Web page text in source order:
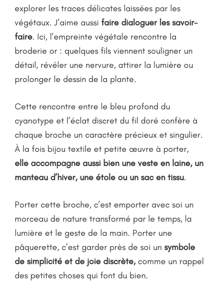
explorer les traces délicates laissées par les
végétaux. J’aime aussi faire dialoguer les savoir-
faire. Ici, l’empreinte végétale rencontre la
broderie or : quelques fils viennent souligner un
détail, révéler une nervure, attirer la lumière ou
prolonger le dessin de la plante.
Cette rencontre entre le bleu profond du
cyanotype et l’éclat discret du fil doré confère à
chaque broche un caractère précieux et singulier.
À la fois bijou textile et petite œuvre à porter,
elle accompagne aussi bien une veste en laine, un
manteau d’hiver, une étole ou un sac en tissu.
Porter cette broche, c’est emporter avec soi un
morceau de nature transformé par le temps, la
lumière et le geste de la main. Porter une
pâquerette, c’est garder près de soi un symbole
de simplicité et de joie discrète,comme un rappel
des petites choses qui font du bien.